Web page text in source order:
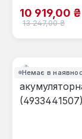
Ціна
10 919,00 ₴
Звичайна ціна:
13 247,00 ₴
Немає в